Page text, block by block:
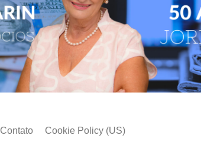
Contato Cookie Policy (US)